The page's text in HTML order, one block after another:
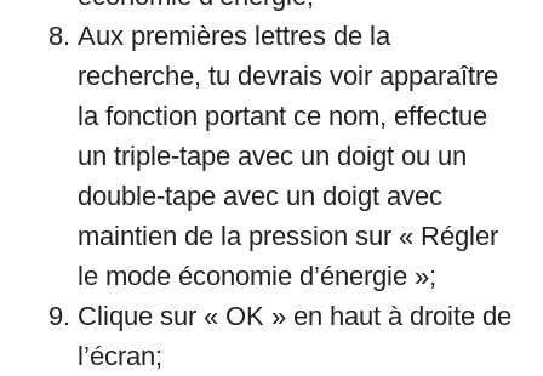
Aux premières lettres de la
recherche, tu devrais voir apparaître
la fonction portant ce nom, effectue
un triple-tape avec un doigt ou un
double-tape avec un doigt avec
maintien de la pression sur « Régler
le mode économie d’énergie »;
Clique sur « OK » en haut à droite de
l’écran;